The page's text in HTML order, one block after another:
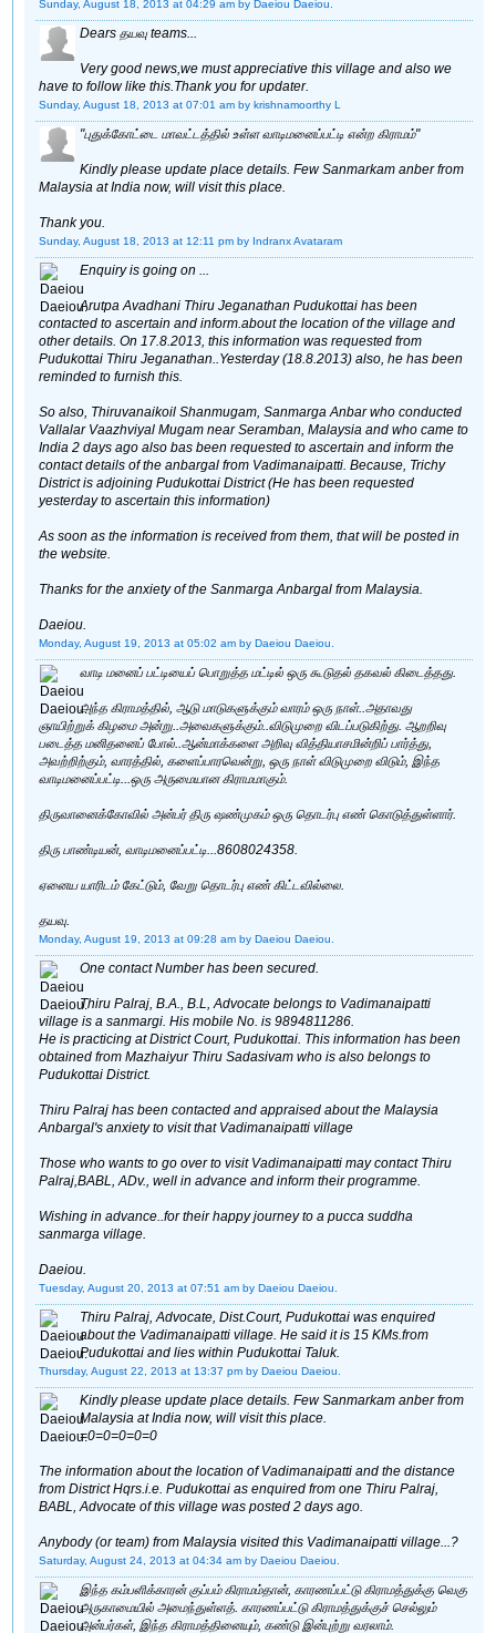
Sunday, August 18, 2013 at 04:29 am by Daeiou Daeiou.
Dears தயவு teams...
Very good news,we must appreciative this village and also we
have to follow like this.Thank you for updater.
Sunday, August 18, 2013 at 07:01 am by krishnamoorthy L
"புதுக்கோட்டை மாவட்டத்தில் உள்ள வாடிமனைப்பட்டி என்ற கிராமம்"
Kindly please update place details. Few Sanmarkam anber from
Malaysia at India now, will visit this place.
Thank you.
Sunday, August 18, 2013 at 12:11 pm by Indranx Avataram
Enquiry is going on ...
Arutpa Avadhani Thiru Jeganathan Pudukottai has been
contacted to ascertain and inform.about the location of the village and
other details. On 17.8.2013, this information was requested from
Pudukottai Thiru Jeganathan..Yesterday (18.8.2013) also, he has been
reminded to furnish this.
So also, Thiruvanaikoil Shanmugam, Sanmarga Anbar who conducted
Vallalar Vaazhviyal Mugam near Seramban, Malaysia and who came to
India 2 days ago also bas been requested to ascertain and inform the
contact details of the anbargal from Vadimanaipatti. Because, Trichy
District is adjoining Pudukottai District (He has been requested
yesterday to ascertain this information)
As soon as the information is received from them, that will be posted in
the website.
Thanks for the anxiety of the Sanmarga Anbargal from Malaysia.
Daeiou.
Monday, August 19, 2013 at 05:02 am by Daeiou Daeiou.
வாடி மனைப் பட்டியைப் பொறுத்த மட்டில் ஒரு கூடுதல் தகவல் கிடைத்தது.
அந்த கிராமத்தில், ஆடு மாடுகளுக்கும் வாரம் ஒரு நாள்..அதாவது
ஞாயிற்றுக் கிழமை அன்று..அவைகளுக்கும்..விடுமுறை விடப்படுகிற்து. ஆறறிவு
படைத்த மனிதனைப் போல்..ஆன்மாக்களை அறிவு வித்தியாசமின்றிப் பார்த்து,
அவற்றிற்கும், வாரத்தில், களைப்பாரவென்று, ஒரு நாள் விடுமுறை விடும், இந்த
வாடிமனைப்பட்டி...ஒரு அருமையான கிராமமாகும்.
திருவானைக்கோவில் அன்பர் திரு ஷண்முகம் ஒரு தொடர்பு எண் கொடுத்துள்ளார்.
திரு பாண்டியன், வாடிமனைப்பட்டி...8608024358.
ஏனைய யாரிடம் கேட்டும், வேறு தொடர்பு எண் கிட்டவில்லை.
தயவு.
Monday, August 19, 2013 at 09:28 am by Daeiou Daeiou.
One contact Number has been secured.
Thiru Palraj, B.A., B.L, Advocate belongs to Vadimanaipatti
village is a sanmargi. His mobile No. is 9894811286.
He is practicing at District Court, Pudukottai. This information has been
obtained from Mazhaiyur Thiru Sadasivam who is also belongs to
Pudukottai District.
Thiru Palraj has been contacted and appraised about the Malaysia
Anbargal's anxiety to visit that Vadimanaipatti village
Those who wants to go over to visit Vadimanaipatti may contact Thiru
Palraj,BABL, ADv., well in advance and inform their programme.
Wishing in advance..for their happy journey to a pucca suddha
sanmarga village.
Daeiou.
Tuesday, August 20, 2013 at 07:51 am by Daeiou Daeiou.
Thiru Palraj, Advocate, Dist.Court, Pudukottai was enquired
about the Vadimanaipatti village. He said it is 15 KMs.from
Pudukottai and lies within Pudukottai Taluk.
Thursday, August 22, 2013 at 13:37 pm by Daeiou Daeiou.
Kindly please update place details. Few Sanmarkam anber from
Malaysia at India now, will visit this place.
=0=0=0=0=0
The information about the location of Vadimanaipatti and the distance
from District Hqrs.i.e. Pudukottai as enquired from one Thiru Palraj,
BABL, Advocate of this village was posted 2 days ago.
Anybody (or team) from Malaysia visited this Vadimanaipatti village...?
Saturday, August 24, 2013 at 04:34 am by Daeiou Daeiou.
இந்த கம்பளிக்காரன் குப்பம் கிராமம்தான், காரணப்பட்டு கிராமத்துக்கு வெகு
அருகாமையில் அமைந்துள்ளத். காரணப்பட்டு கிராமத்துக்குச் செல்லும்
அன்பர்கள், இந்த கிராமத்தினையும், கண்டு இன்புற்று வரலாம்.